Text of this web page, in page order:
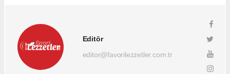
Editör
editor@favorilezzetler.com.tr